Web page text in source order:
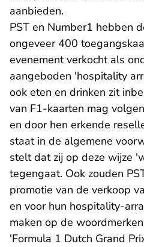
aanbieden.
PST en Number1 hebben
ongeveer 400
evenement verkocht als
aangeboden 'hospitality
ook eten en drinken zit
van F1-kaarten mag
en door hen erkende
staat in de algemene
stelt dat zij op deze wijze
tegengaat. Ook zouden
promotie van de verkoop
en voor hun hospitality-
maken op de
'Formula 1 Dutch Grand